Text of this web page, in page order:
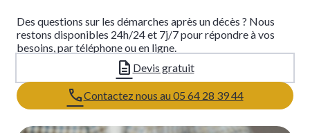
TRANSPORT
ORGANISATION / PRÉPARATION
URGENCE / ASSISTANCE
Des questions sur les démarches après un décès ? Nous
restons disponibles 24h/24 et 7j/7 pour répondre à vos
besoins, par téléphone ou en ligne.
Devis gratuit
Contactez nous au 05 64 28 39 44